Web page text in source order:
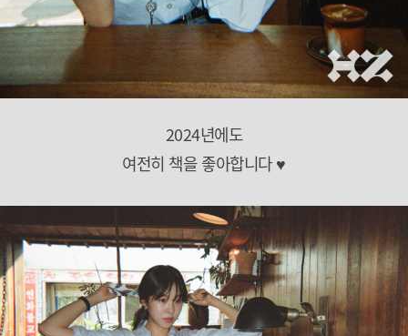
2024년에도
여전히 책을 좋아합니다 ♥